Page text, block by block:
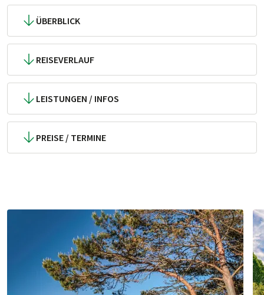
ÜBERBLICK
REISEVERLAUF
LEISTUNGEN / INFOS
PREISE / TERMINE